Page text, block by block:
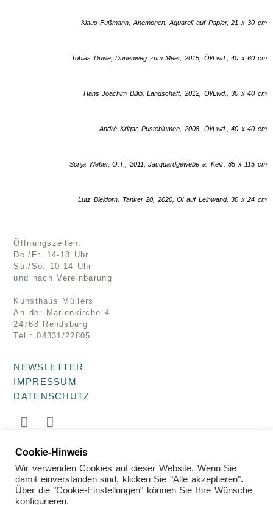
Klaus Fußmann, Anemonen, Aquarell auf Papier, 21 x 30 cm
Tobias Duwe, Dünenweg zum Meer, 2015, Öl/Lwd., 40 x 60 cm
Hans Joachim Billib, Landschaft, 2012, Öl/Lwd., 30 x 40 cm
André Krigar, Pusteblumen, 2008, Öl/Lwd., 40 x 40 cm
Sonja Weber, O.T., 2011, Jacquardgewebe a. Keilr. 85 x 115 cm
Lutz Bleidorn, Tanker 20, 2020, Öl auf Leinwand, 30 x 24 cm
© 2026 Kunsthaus Müllers · Galerie für Kunst der
Gegenwart
Öffnungszeiten:
Do./Fr. 14-18 Uhr
Sa./So. 10-14 Uhr
und nach Vereinbarung
Kunsthaus Müllers
An der Marienkirche 4
24768 Rendsburg
Tel.: 04331/22805
NEWSLETTER
IMPRESSUM
DATENSCHUTZ
Cookie-Hinweis
Wir verwenden Cookies auf dieser Website. Wenn Sie
damit einverstanden sind, klicken Sie "Alle akzeptieren".
Über die "Cookie-Einstellungen" können Sie Ihre Wünsche
konfigurieren.